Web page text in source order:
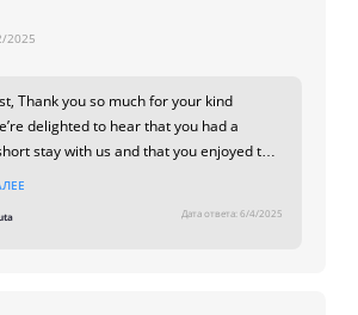
2025
kind
delighted to hear that you had a
stay with us and that you enjoyed the
the balcony and the morning view from
Дата ответа: 6/4/2025